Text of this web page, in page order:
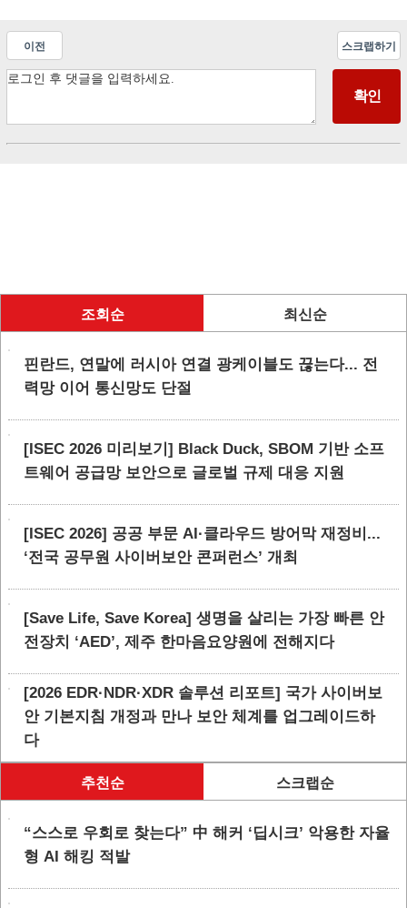
이전 스크랩하기
조회순 최신순
핀란드, 연말에 러시아 연결 광케이블도 끊는다... 전
력망 이어 통신망도 단절
[ISEC 2026 미리보기] Black Duck, SBOM 기반 소프
트웨어 공급망 보안으로 글로벌 규제 대응 지원
[ISEC 2026] 공공 부문 AI·클라우드 방어막 재정비...
‘전국 공무원 사이버보안 콘퍼런스’ 개최
[Save Life, Save Korea] 생명을 살리는 가장 빠른 안
전장치 ‘AED’, 제주 한마음요양원에 전해지다
[2026 EDR·NDR·XDR 솔루션 리포트] 국가 사이버보
안 기본지침 개정과 만나 보안 체계를 업그레이드하
다
추천순 스크랩순
“스스로 우회로 찾는다” 中 해커 ‘딥시크’ 악용한 자율
형 AI 해킹 적발